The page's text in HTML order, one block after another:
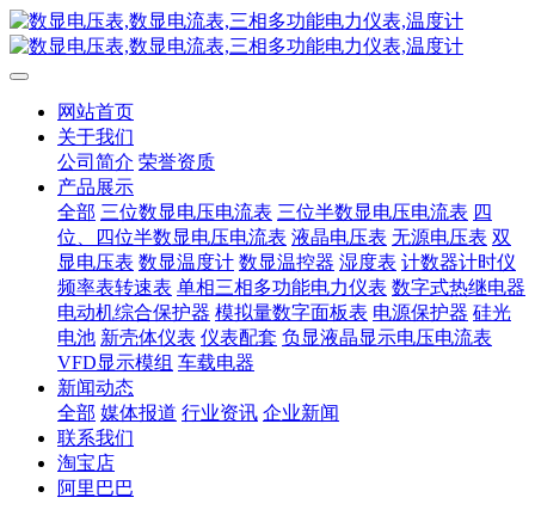
网站首页
关于我们
公司简介 荣誉资质
产品展示
全部 三位数显电压电流表 三位半数显电压电流表 四
位、四位半数显电压电流表 液晶电压表 无源电压表 双
显电压表 数显温度计 数显温控器 湿度表 计数器计时仪
频率表转速表 单相三相多功能电力仪表 数字式热继电器
电动机综合保护器 模拟量数字面板表 电源保护器 硅光
电池 新壳体仪表 仪表配套 负显液晶显示电压电流表
VFD显示模组 车载电器
新闻动态
全部 媒体报道 行业资讯 企业新闻
联系我们
淘宝店
阿里巴巴